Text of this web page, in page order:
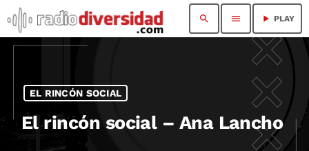
search menu play_arrow PLAY
EL RINCÓN SOCIAL
El rincón social – Ana Lancho